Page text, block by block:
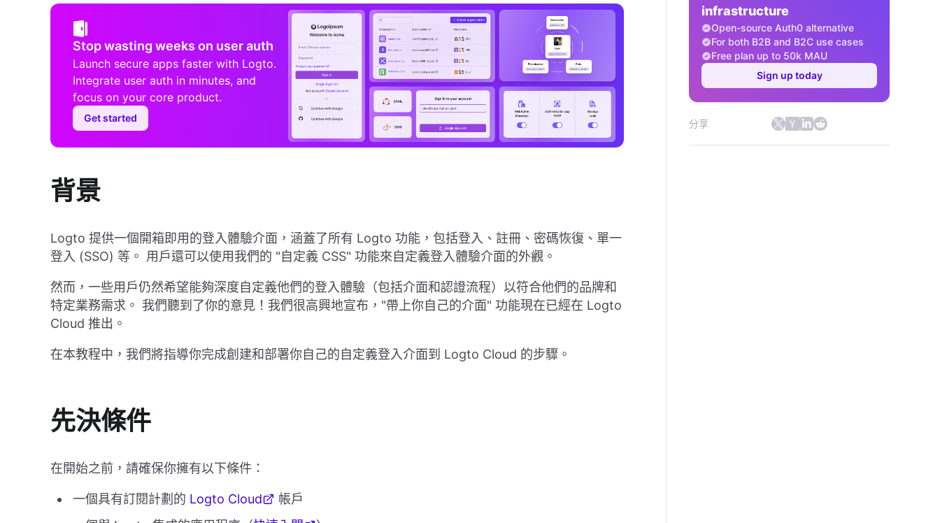
Stop wasting weeks on user auth
Launch secure apps faster with Logto.
Integrate user auth in minutes, and
focus on your core product.
Get started
背景
Logto 提供一個開箱即用的登入體驗介面，涵蓋了所有 Logto 功能，包括登入、註冊、密碼恢復、單一
登入 (SSO) 等。 用戶還可以使用我們的 "自定義 CSS" 功能來自定義登入體驗介面的外觀。
然而，一些用戶仍然希望能夠深度自定義他們的登入體驗（包括介面和認證流程）以符合他們的品牌和
特定業務需求。 我們聽到了你的意見！我們很高興地宣布，"帶上你自己的介面" 功能現在已經在 Logto
Cloud 推出。
在本教程中，我們將指導你完成創建和部署你自己的自定義登入介面到 Logto Cloud 的步驟。
先決條件
在開始之前，請確保你擁有以下條件：
一個具有訂閱計劃的 Logto Cloud
帳戶
infrastructure
Open-source Auth0 alternative
For both B2B and B2C use cases
Free plan up to 50k MAU
Sign up today
分享